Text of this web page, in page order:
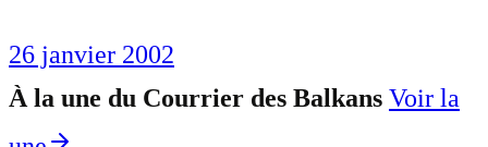
26 janvier 2002
À la une du Courrier des Balkans Voir la